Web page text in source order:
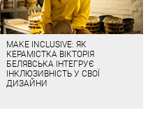
MAKE INCLUSIVE: ЯК
КЕРАМІСТКА ВІКТОРІЯ
БЕЛЯВСЬКА ІНТЕГРУЄ
ІНКЛЮЗИВНІСТЬ У СВОЇ
ДИЗАЙНИ